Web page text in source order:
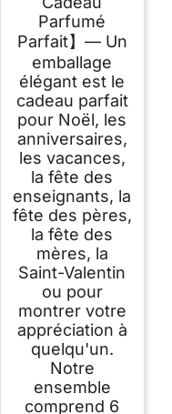
Parfumé
Parfait】— Un
emballage
élégant est le
cadeau parfait
pour Noël, les
anniversaires,
les vacances,
la fête des
enseignants, la
fête des pères,
la fête des
mères, la
Saint-Valentin
ou pour
montrer votre
appréciation à
quelqu'un.
Notre
ensemble
comprend 6